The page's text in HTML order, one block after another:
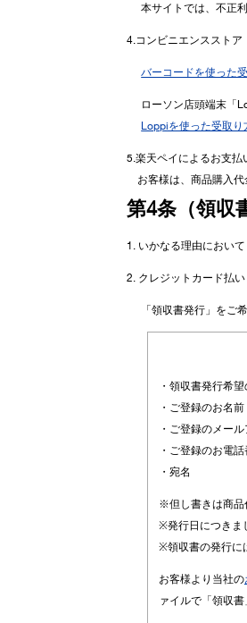
本サイトでは、不正
4.コンビニエンスストア
バーコードを使った
ローソン店頭端末「
Loppiを使った受取り
5.楽天ペイによるお支払
お客様は、商品購入
第4条（領収
1. いかなる理由におい
2. クレジットカード払
「領収書発行」をご
・領収書発行希
・ご登録のお名前
・ご登録のメー
・ご登録のお電
・宛名
※但し書きは商品
※発行日につきま
※領収書の発行に
お客様より当社の
ァイルで「領収